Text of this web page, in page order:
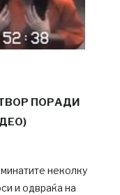
ПОРАДИ
неколку
и одвраќа на